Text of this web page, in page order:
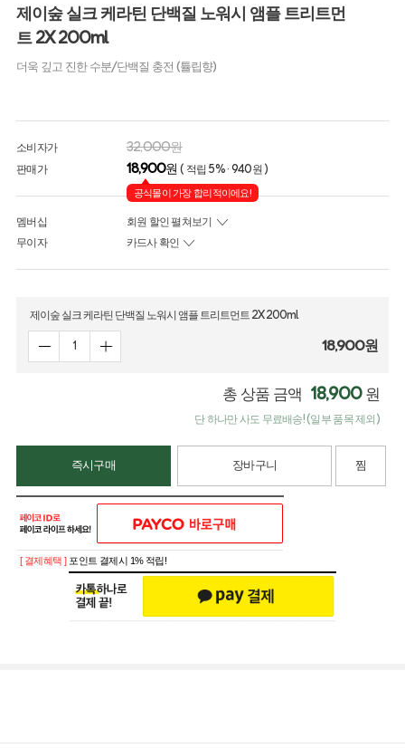
제이숲 실크 케라틴 단백질 노워시 앰플 트리트먼
트 2X 200ml
더욱 깊고 진한 수분/단백질 충전 (튤립향)
소비자가 32,000원
판매가 18,900원 ( 적립 5% · 940원 )
공식몰이 가장 합리적이에요!
멤버십
회원 할인 펼쳐보기
무이자
카드사 확인
제이숲 실크 케라틴 단백질 노워시 앰플 트리트먼트 2X 200ml
18,900원
총 상품 금액 18,900 원
단 하나만 사도 무료배송! (일부 품목 제외)
즉시구매 장바구니 찜
[ 결제혜택 ] 포인트 결제시 1% 적립!